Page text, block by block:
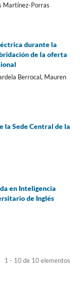
Martínez-Porras
durante la
de la oferta
Berrocal, Mauren
la Sede Central de la
en Inteligencia
de Inglés
1 - 10 de 10 elementos